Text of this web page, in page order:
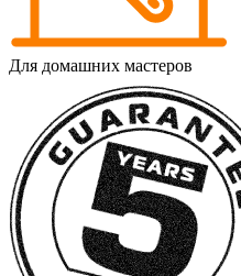
Для домашних мастеров